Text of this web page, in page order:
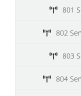
801
802
803
804